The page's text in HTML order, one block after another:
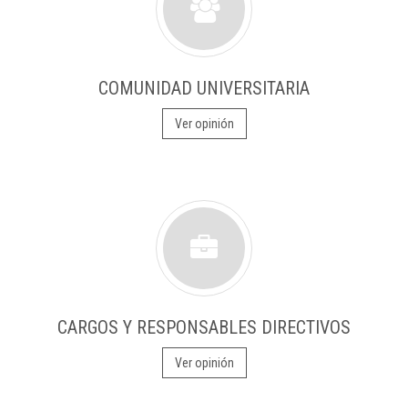
COMUNIDAD UNIVERSITARIA
Ver opinión
CARGOS Y RESPONSABLES DIRECTIVOS
Ver opinión